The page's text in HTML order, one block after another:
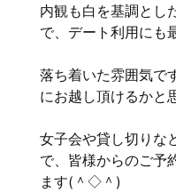
内観も白を基調とし
で、デート利用にも
落ち着いた雰囲気で
にお越し頂けるかと
女子会や貸し切りな
で、皆様からのご予
ます(＾◇＾)